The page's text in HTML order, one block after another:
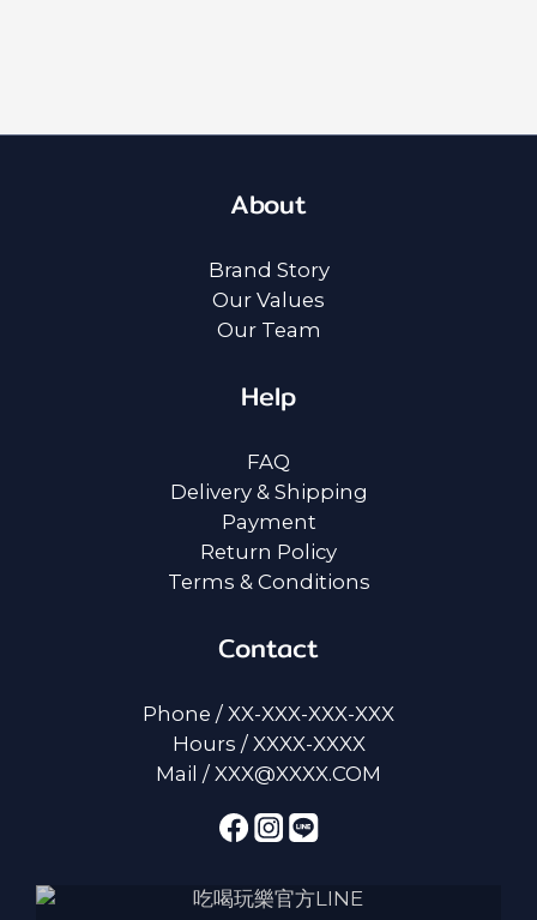
About
Brand Story
Our Values
Our Team
Help
FAQ
Delivery & Shipping
Payment
Return Policy
Terms & Conditions
Contact
Phone / XX-XXX-XXX-XXX
Hours / XXXX-XXXX
Mail / XXX@XXXX.COM